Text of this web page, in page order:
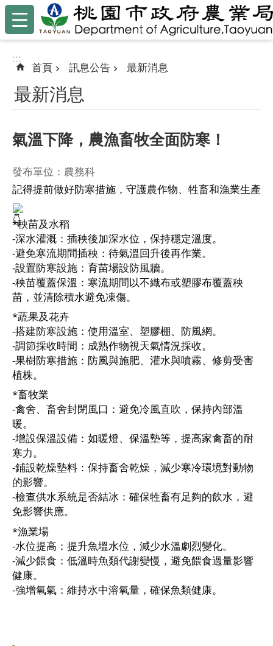
跳到主要內容區塊
:::
:::
首頁 訊息公告 最新消息
最新消息
氣溫下降，農漁畜牧全面防寒！
發布單位：農務科
記得提前做好防寒措施，守護農作物、牲畜和漁業生產
*秧苗及水稻
-深水灌溉：插秧後加深水位，保持穩定溫度。
-避免寒流期間插秧：待氣溫回升後再作業。
-設置防寒設施：育苗場設防風牆。
-秧苗覆蓋保溫：寒流期間以不織布或塑膠布覆蓋秧
苗，並清除積水避免凍傷。
*蔬果及花卉
-搭建防寒設施：使用溫室、塑膠棚、防風網。
-調節採收時間：成熟作物視天氣情況採收。
-果樹防寒措施：防風與施肥、灌水與噴霧、修剪受害
植株。
*畜牧業
-禽舍、畜舍封閉風口：避免冷風直吹，保持內部溫
暖。
-增設保溫設備：如暖燈、保溫墊等，提高家禽畜的耐
寒力。
-鋪設乾燥墊料：保持畜舍乾燥，減少寒冷環境對動物
的影響。
-檢查供水系統是否結冰：確保牲畜有足夠的飲水，避
免影響供應。
*漁業場
-水位提高：提升魚塭水位，減少水溫劇烈變化。
-減少餵食：低溫時魚類代謝變慢，避免餵食過量影響
健康。
-強增氧氣：維持水中溶氧量，確保魚類健康。